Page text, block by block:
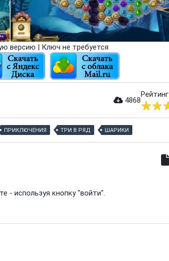
версию | Ключ не требуется
4868
Рейтинг
ПРИКЛЮЧЕНИЯ ТРИ В РЯД ШАРИКИ
- используя кнопку "войти".